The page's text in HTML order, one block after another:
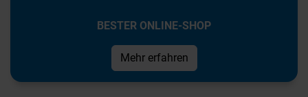
BESTER ONLINE-SHOP
Mehr erfahren